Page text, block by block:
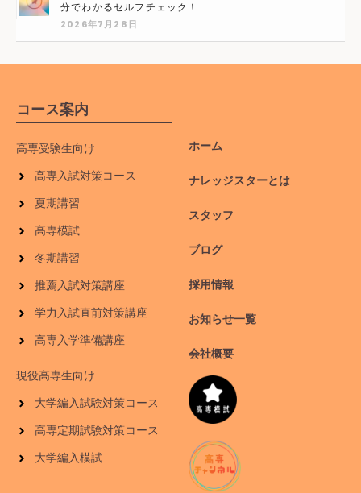
分でわかるセルフチェック！
2026年7月28日
コース案内
高専受験生向け
高専入試対策コース
夏期講習
高専模試
冬期講習
推薦入試対策講座
学力入試直前対策講座
高専入学準備講座
現役高専生向け
大学編入試験対策コース
高専定期試験対策コース
大学編入模試
ホーム
ナレッジスターとは
スタッフ
ブログ
採用情報
お知らせ一覧
会社概要